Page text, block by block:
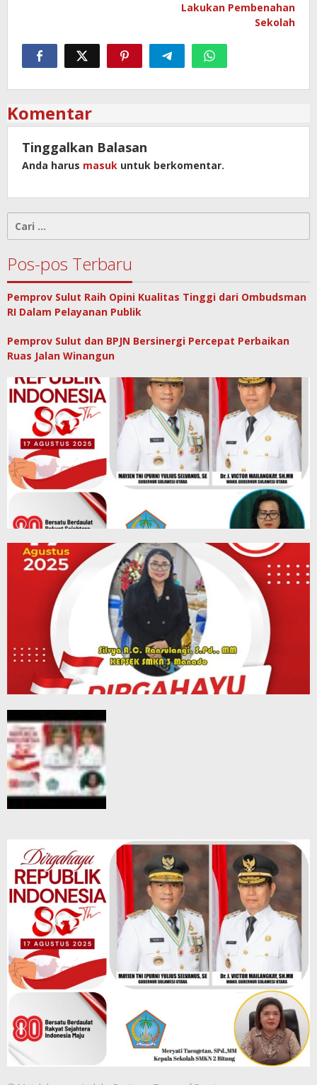
Lakukan Pembenahan
Sekolah
Komentar
Tinggalkan Balasan
Anda harus masuk untuk berkomentar.
untuk:
Pos-pos Terbaru
Pemprov Sulut Raih Opini Kualitas Tinggi dari Ombudsman
RI Dalam Pelayanan Publik
Pemprov Sulut dan BPJN Bersinergi Percepat Perbaikan
Ruas Jalan Winangun